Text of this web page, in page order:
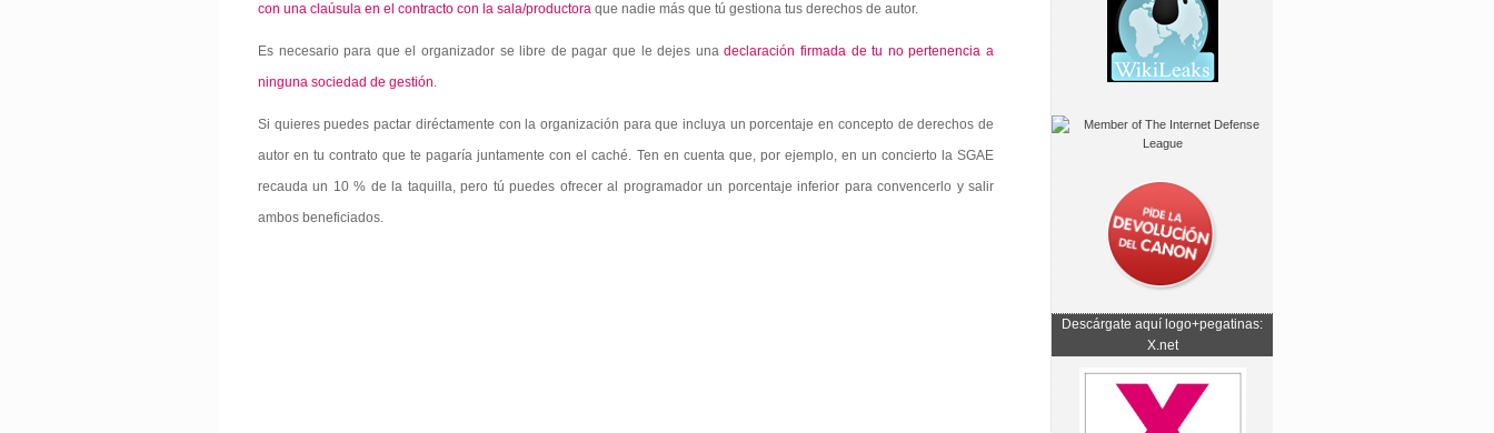
con una claúsula en el contracto con la sala/productora que nadie más que tú gestiona tus derechos de autor.
Es necesario para que el organizador se libre de pagar que le dejes unadeclaración firmada de tu no pertenencia a
ninguna sociedad de gestión.
Si quieres puedes pactar diréctamente con la organización para que incluya un porcentaje en concepto de derechos de
autor en tu contrato que te pagaría juntamente con el caché. Ten en cuenta que, por ejemplo, en un concierto la SGAE
recauda un 10 % de la taquilla, pero tú puedes ofrecer al programador un porcentaje inferior para convencerlo y salir
ambos beneficiados.
Descárgate aquí logo+pegatinas:
X.net